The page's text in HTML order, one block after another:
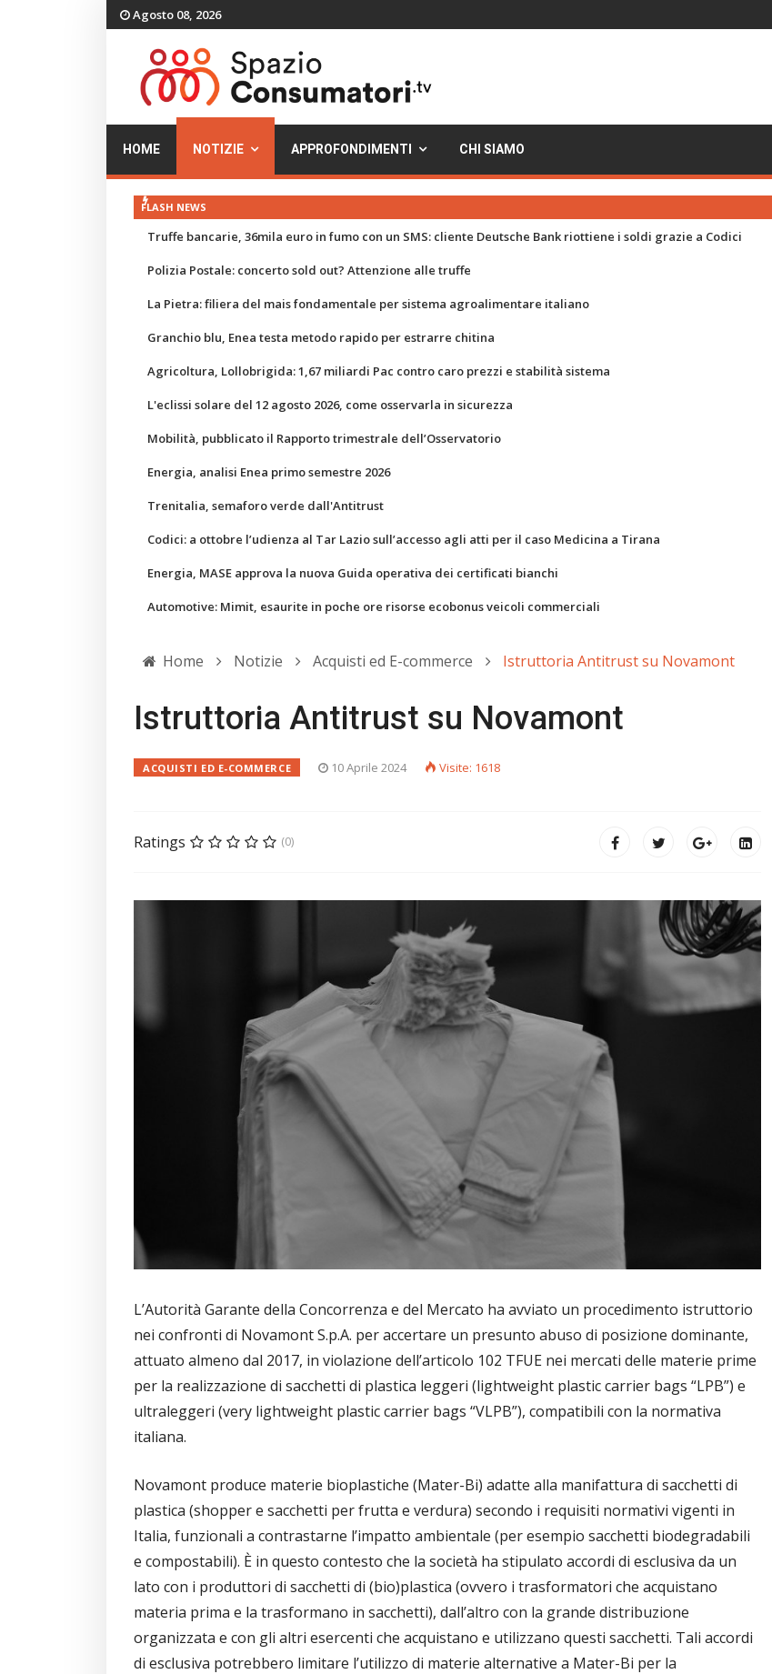
Agosto 08, 2026
HOME NOTIZIE APPROFONDIMENTI CHI SIAMO
FLASH NEWS
Truffe bancarie, 36mila euro in fumo con un SMS: cliente Deutsche Bank riottiene i soldi grazie a Codici
Polizia Postale: concerto sold out? Attenzione alle truffe
La Pietra: filiera del mais fondamentale per sistema agroalimentare italiano
Granchio blu, Enea testa metodo rapido per estrarre chitina
Agricoltura, Lollobrigida: 1,67 miliardi Pac contro caro prezzi e stabilità sistema
L'eclissi solare del 12 agosto 2026, come osservarla in sicurezza
Mobilità, pubblicato il Rapporto trimestrale dell’Osservatorio
Energia, analisi Enea primo semestre 2026
Trenitalia, semaforo verde dall'Antitrust
Codici: a ottobre l’udienza al Tar Lazio sull’accesso agli atti per il caso Medicina a Tirana
Energia, MASE approva la nuova Guida operativa dei certificati bianchi
Automotive: Mimit, esaurite in poche ore risorse ecobonus veicoli commerciali
Home Notizie Acquisti ed E-commerce Istruttoria Antitrust su Novamont
Istruttoria Antitrust su Novamont
ACQUISTI ED E-COMMERCE 10 Aprile 2024 Visite: 1618
Ratings (0)
L’Autorità Garante della Concorrenza e del Mercato ha avviato un procedimento istruttorio
nei confronti di Novamont S.p.A. per accertare un presunto abuso di posizione dominante,
attuato almeno dal 2017, in violazione dell’articolo 102 TFUE nei mercati delle materie prime
per la realizzazione di sacchetti di plastica leggeri (lightweight plastic carrier bags “LPB”) e
ultraleggeri (very lightweight plastic carrier bags “VLPB”), compatibili con la normativa
italiana.
Novamont produce materie bioplastiche (Mater-Bi) adatte alla manifattura di sacchetti di
plastica (shopper e sacchetti per frutta e verdura) secondo i requisiti normativi vigenti in
Italia, funzionali a contrastarne l’impatto ambientale (per esempio sacchetti biodegradabili
e compostabili). È in questo contesto che la società ha stipulato accordi di esclusiva da un
lato con i produttori di sacchetti di (bio)plastica (ovvero i trasformatori che acquistano
materia prima e la trasformano in sacchetti), dall’altro con la grande distribuzione
organizzata e con gli altri esercenti che acquistano e utilizzano questi sacchetti. Tali accordi
di esclusiva potrebbero limitare l’utilizzo di materie alternative a Mater-Bi per la